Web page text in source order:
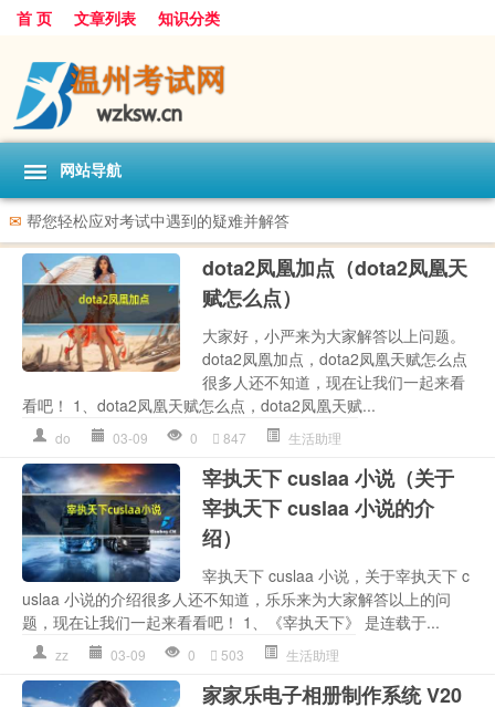
首 页 文章列表 知识分类
网站导航
✉ 帮您轻松应对考试中遇到的疑难并解答
dota2凤凰加点（dota2凤凰天
赋怎么点）
大家好，小严来为大家解答以上问题。
dota2凤凰加点，dota2凤凰天赋怎么点
很多人还不知道，现在让我们一起来看
看吧！ 1、dota2凤凰天赋怎么点，dota2凤凰天赋...
do 03-09 0 847 生活助理
宰执天下 cuslaa 小说（关于
宰执天下 cuslaa 小说的介
绍）
宰执天下 cuslaa 小说，关于宰执天下 c
uslaa 小说的介绍很多人还不知道，乐乐来为大家解答以上的问
题，现在让我们一起来看看吧！ 1、《宰执天下》 是连载于...
zz 03-09 0 503 生活助理
家家乐电子相册制作系统 V20